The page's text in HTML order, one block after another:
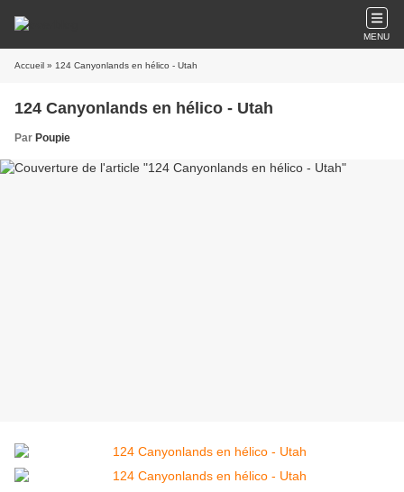
MENU
Accueil » 124 Canyonlands en hélico - Utah
124 Canyonlands en hélico - Utah
Par Poupie